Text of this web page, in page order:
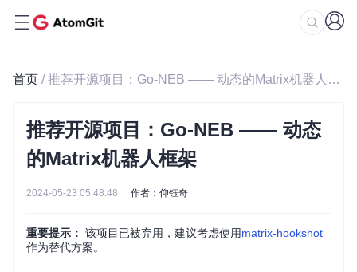
首页 / 推荐开源项目：Go-NEB —— 动态的Matrix机器人框架
推荐开源项目：Go-NEB —— 动态
的Matrix机器人框架
2024-05-23 05:48:48 作者：仰钰奇
重要提示： 该项目已被弃用，建议考虑使用matrix-hookshot
作为替代方案。